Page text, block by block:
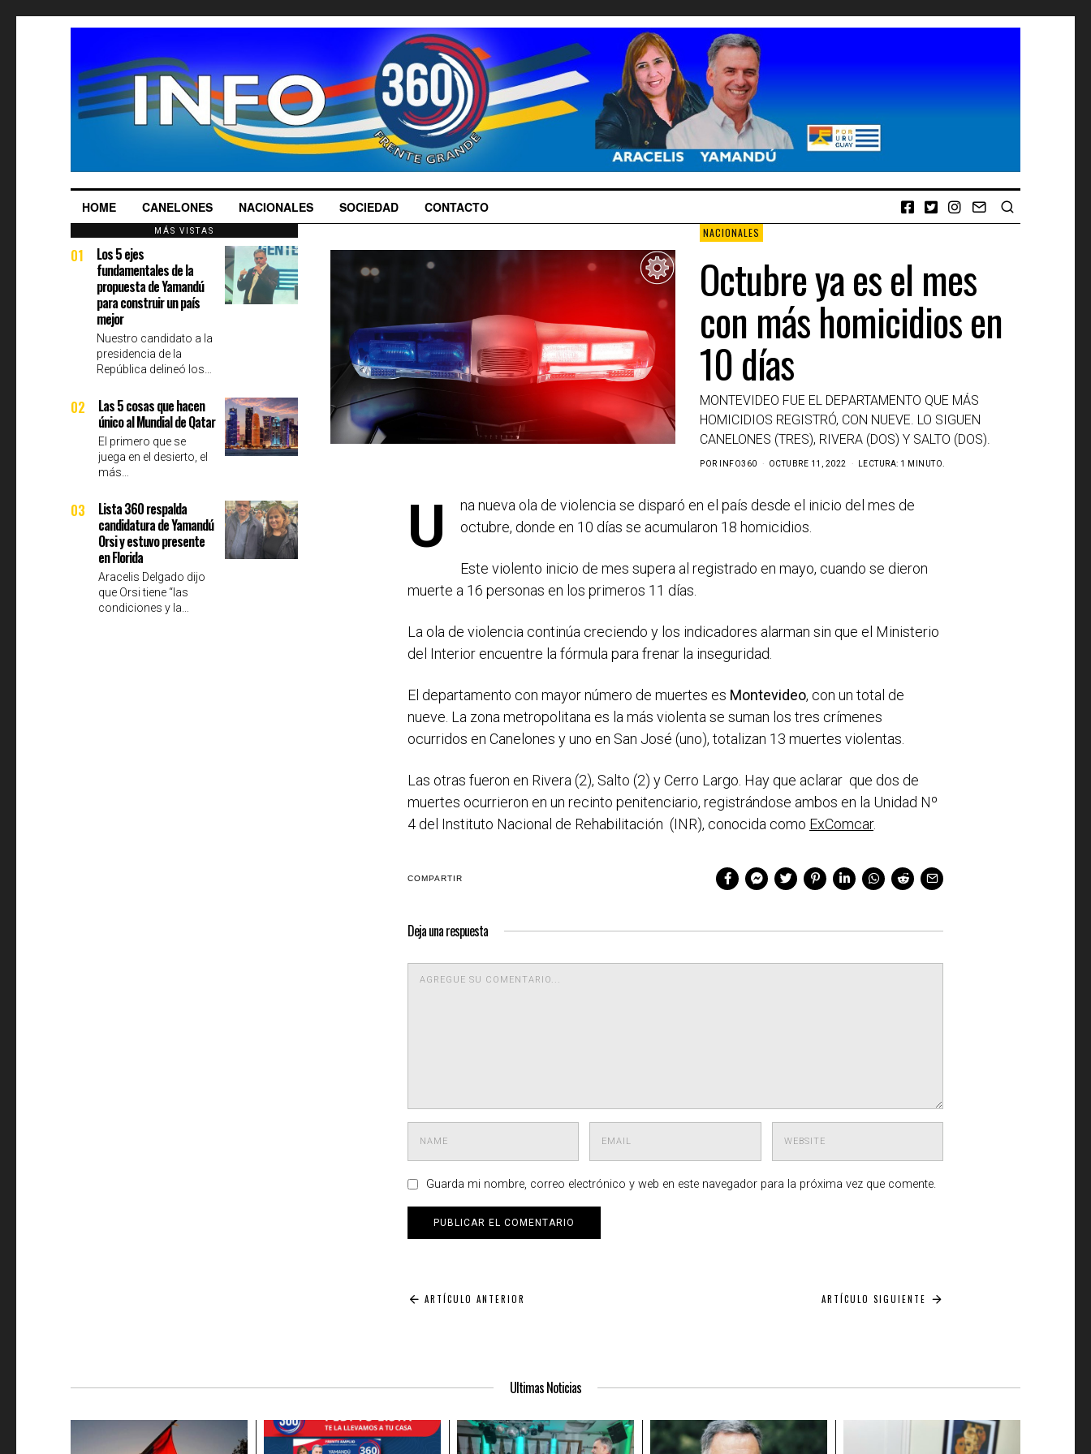
HOME CANELONES NACIONALES SOCIEDAD CONTACTO
NACIONALES
Octubre ya es el mes
con más homicidios en
10 días
MONTEVIDEO FUE EL DEPARTAMENTO QUE MÁS
HOMICIDIOS REGISTRÓ, CON NUEVE. LO SIGUEN
CANELONES (TRES), RIVERA (DOS) Y SALTO (DOS).
POR INFO360 OCTUBRE 11, 2022 LECTURA: 1 MINUTO.
U
na nueva ola de violencia se disparó en el país desde el inicio del mes de
octubre, donde en 10 días se acumularon 18 homicidios.
Este violento inicio de mes supera al registrado en mayo, cuando se dieron
muerte a 16 personas en los primeros 11 días.
La ola de violencia continúa creciendo y los indicadores alarman sin que el Ministerio
del Interior encuentre la fórmula para frenar la inseguridad.
El departamento con mayor número de muertes es Montevideo, con un total de
nueve. La zona metropolitana es la más violenta se suman los tres crímenes
ocurridos en Canelones y uno en San José (uno), totalizan 13 muertes violentas.
Las otras fueron en Rivera (2), Salto (2) y Cerro Largo. Hay que aclarar que dos de
muertes ocurrieron en un recinto penitenciario, registrándose ambos en la Unidad Nº
4 del Instituto Nacional de Rehabilitación (INR), conocida como ExComcar.
COMPARTIR
Deja una respuesta
Guarda mi nombre, correo electrónico y web en este navegador para la próxima vez que comente.
Navegación
ARTÍCULO ANTERIOR ARTÍCULO SIGUIENTE
MÁS VISTAS
01
Los 5 ejes
fundamentales de la
propuesta de Yamandú
para construir un país
mejor
Nuestro candidato a la
presidencia de la
República delineó los…
02
Las 5 cosas que hacen
único al Mundial de Qatar
El primero que se
juega en el desierto, el
más…
03
Lista 360 respalda
candidatura de Yamandú
Orsi y estuvo presente
en Florida
Aracelis Delgado dijo
que Orsi tiene “las
condiciones y la…
Ultimas Noticias